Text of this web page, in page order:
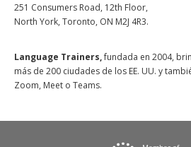
251 Consumers Road, 12th Floor,
North York, Toronto, ON M2J 4R3.
Language Trainers,fundada en 2004,
más de 200 ciudades de los EE. UU. y
Zoom, Meet o Teams.